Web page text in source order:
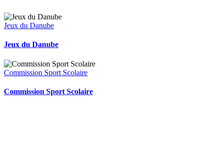
Jeux du Danube
Jeux du Danube
Commission Sport Scolaire
Commission Sport Scolaire